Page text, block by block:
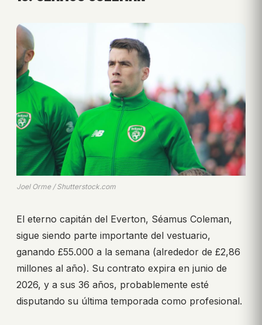
Joel Orme / Shutterstock.com
El eterno capitán del Everton, Séamus Coleman,
sigue siendo parte importante del vestuario,
ganando £55.000 a la semana (alrededor de £2,86
millones al año). Su contrato expira en junio de
2026, y a sus 36 años, probablemente esté
disputando su última temporada como profesional.